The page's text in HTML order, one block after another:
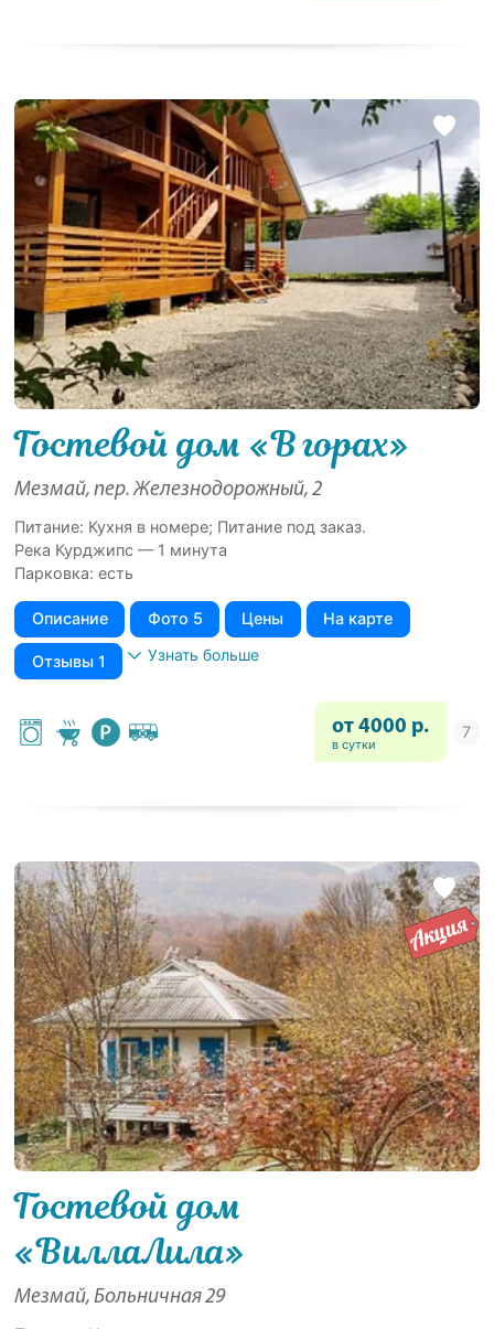
Гостевой дом «В горах»
Мезмай, пер. Железнодорожный, 2
Питание: Кухня в номере; Питание под заказ.
Река Курджипс — 1 минута
Парковка: есть
Описание Фото 5 Цены На карте
Отзывы 1 Узнать больше
от 4000 р.
в сутки
Гостевой дом
«ВиллаЛила»
Мезмай, Больничная 29